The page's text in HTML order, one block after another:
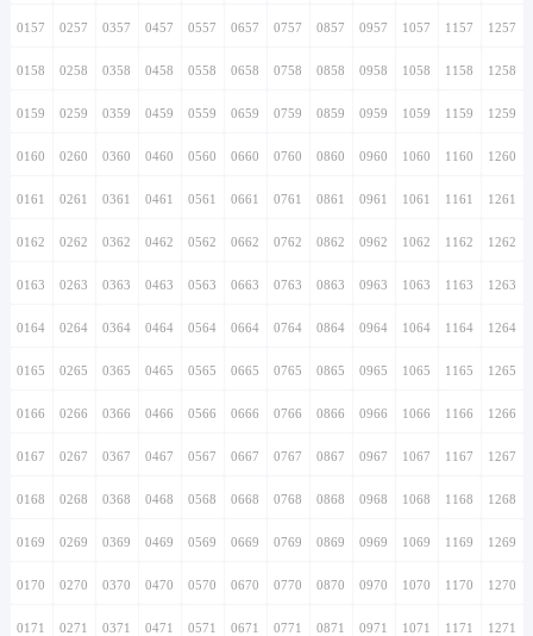
0157 0257 0357 0457 0557 0657 0757 0857 0957 1057 1157 1257
0158 0258 0358 0458 0558 0658 0758 0858 0958 1058 1158 1258
0159 0259 0359 0459 0559 0659 0759 0859 0959 1059 1159 1259
0160 0260 0360 0460 0560 0660 0760 0860 0960 1060 1160 1260
0161 0261 0361 0461 0561 0661 0761 0861 0961 1061 1161 1261
0162 0262 0362 0462 0562 0662 0762 0862 0962 1062 1162 1262
0163 0263 0363 0463 0563 0663 0763 0863 0963 1063 1163 1263
0164 0264 0364 0464 0564 0664 0764 0864 0964 1064 1164 1264
0165 0265 0365 0465 0565 0665 0765 0865 0965 1065 1165 1265
0166 0266 0366 0466 0566 0666 0766 0866 0966 1066 1166 1266
0167 0267 0367 0467 0567 0667 0767 0867 0967 1067 1167 1267
0168 0268 0368 0468 0568 0668 0768 0868 0968 1068 1168 1268
0169 0269 0369 0469 0569 0669 0769 0869 0969 1069 1169 1269
0170 0270 0370 0470 0570 0670 0770 0870 0970 1070 1170 1270
0171 0271 0371 0471 0571 0671 0771 0871 0971 1071 1171 1271